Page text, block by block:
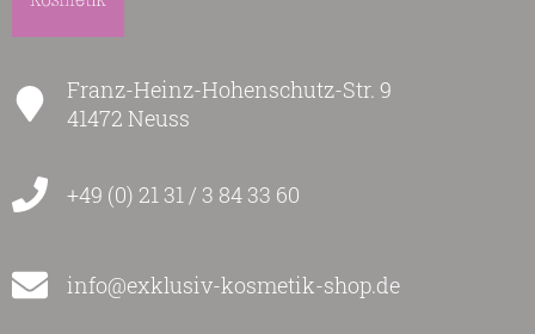
Franz-Heinz-Hohenschutz-Str. 9
41472 Neuss
+49 (0) 21 31 / 3 84 33 60
info@exklusiv-kosmetik-shop.de